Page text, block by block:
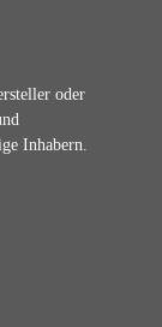
oder
Inhabern.